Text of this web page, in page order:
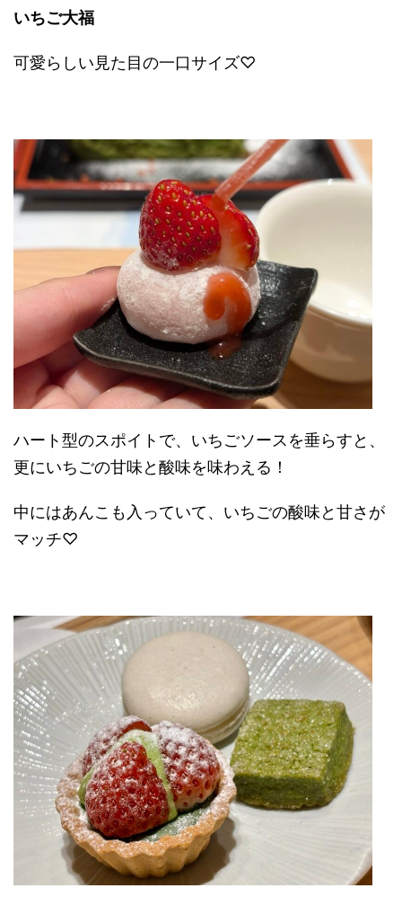
いちご大福
可愛らしい見た目の一口サイズ♡
ハート型のスポイトで、いちごソースを垂らすと、
更にいちごの甘味と酸味を味わえる！
中にはあんこも入っていて、いちごの酸味と甘さが
マッチ♡